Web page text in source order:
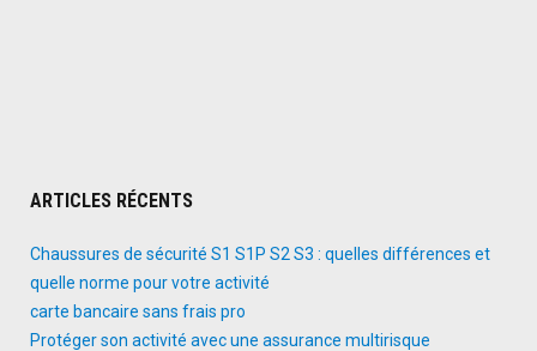
ARTICLES RÉCENTS
Chaussures de sécurité S1 S1P S2 S3 : quelles différences et
quelle norme pour votre activité
carte bancaire sans frais pro
Protéger son activité avec une assurance multirisque